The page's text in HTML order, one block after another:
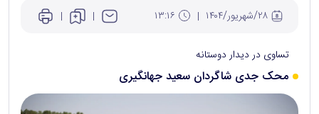
تساوی در دیدار دوستانه
محک جدی شاگردان سعید جهانگیری